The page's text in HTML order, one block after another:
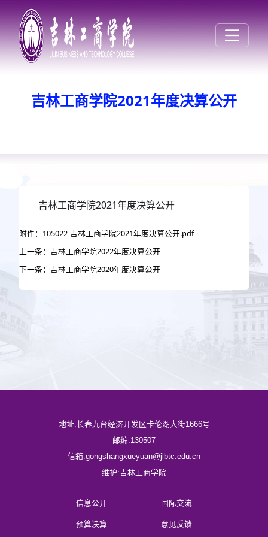
吉林工商学院2021年度决算公开
吉林工商学院2021年度决算公开
附件：105022-吉林工商学院2021年度决算公开.pdf
上一条：吉林工商学院2022年度决算公开
下一条：吉林工商学院2020年度决算公开
地址:长春九台经济开发区卡伦湖大街1666号
邮编:130507
信箱:gongshangxueyuan@jlbtc.edu.cn
维护:吉林工商学院
信息公开 国际交流
预算决算 意见反馈